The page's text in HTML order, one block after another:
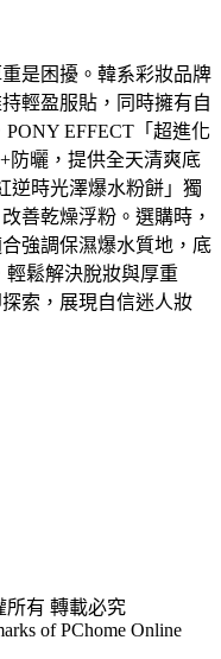
是困擾。韓系彩妝品牌
輕盈服貼，同時擁有自
EFFECT「超進化
防曬，提供全天清爽底
逆時光澤爆水粉餅」獨
善乾燥浮粉。選購時，
強調保濕爆水質地，底
輕鬆解決脫妝與厚重
索，展現自信迷人妝
所有 轉載必究
of PChome Online